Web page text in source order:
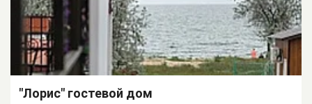
"Лорис" гостевой дом